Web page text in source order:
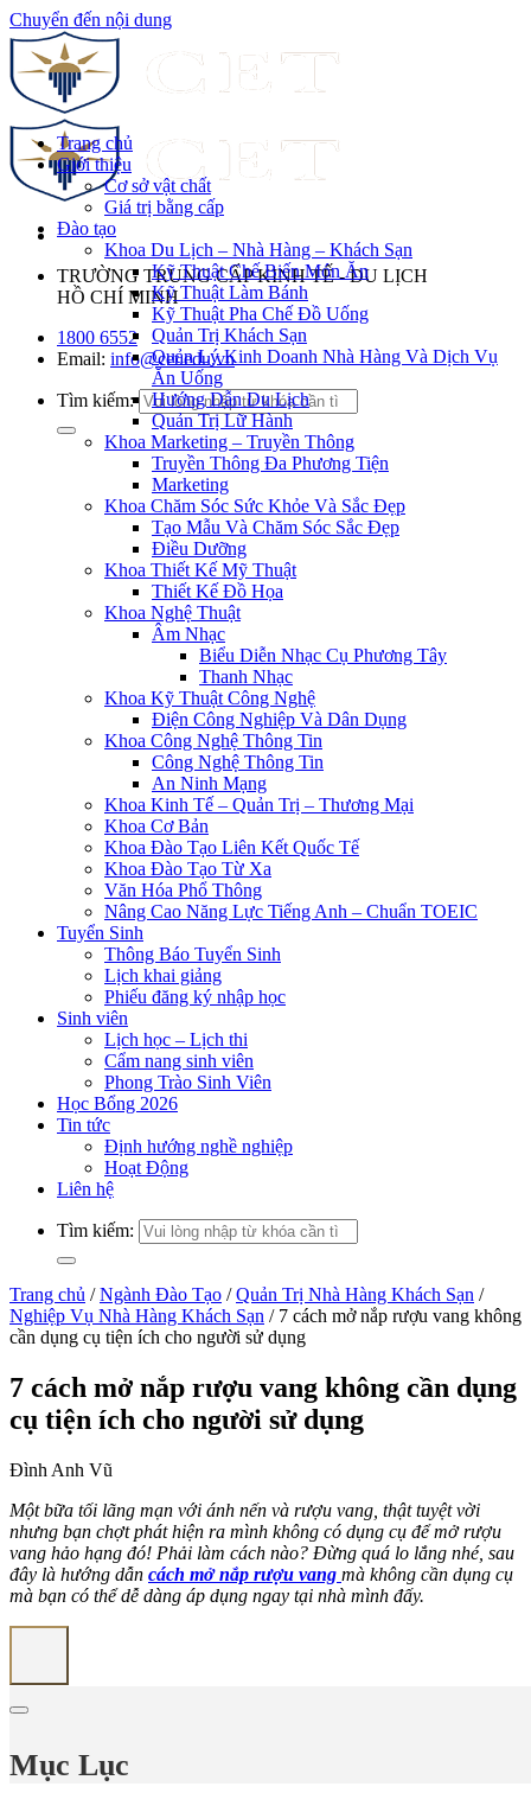
Chuyển đến nội dung
TRƯỜNG TRUNG CẤP KINH TẾ - DU LỊCH
HỒ CHÍ MINH
1800 6552
Email: info@cet.edu.vn
Tìm kiếm:
Trang chủ
Giới thiệu
Cơ sở vật chất
Giá trị bằng cấp
Đào tạo
Khoa Du Lịch – Nhà Hàng – Khách Sạn
Kỹ Thuật Chế Biến Món Ăn
Kỹ Thuật Làm Bánh
Kỹ Thuật Pha Chế Đồ Uống
Quản Trị Khách Sạn
Quản Lý Kinh Doanh Nhà Hàng Và Dịch Vụ
Ăn Uống
Hướng Dẫn Du Lịch
Quản Trị Lữ Hành
Khoa Marketing – Truyền Thông
Truyền Thông Đa Phương Tiện
Marketing
Khoa Chăm Sóc Sức Khỏe Và Sắc Đẹp
Tạo Mẫu Và Chăm Sóc Sắc Đẹp
Điều Dưỡng
Khoa Thiết Kế Mỹ Thuật
Thiết Kế Đồ Họa
Khoa Nghệ Thuật
Âm Nhạc
Biểu Diễn Nhạc Cụ Phương Tây
Thanh Nhạc
Khoa Kỹ Thuật Công Nghệ
Điện Công Nghiệp Và Dân Dụng
Khoa Công Nghệ Thông Tin
Công Nghệ Thông Tin
An Ninh Mạng
Khoa Kinh Tế – Quản Trị – Thương Mại
Khoa Cơ Bản
Khoa Đào Tạo Liên Kết Quốc Tế
Khoa Đào Tạo Từ Xa
Văn Hóa Phổ Thông
Nâng Cao Năng Lực Tiếng Anh – Chuẩn TOEIC
Tuyển Sinh
Thông Báo Tuyển Sinh
Lịch khai giảng
Phiếu đăng ký nhập học
Sinh viên
Lịch học – Lịch thi
Cẩm nang sinh viên
Phong Trào Sinh Viên
Học Bổng 2026
Tin tức
Định hướng nghề nghiệp
Hoạt Động
Liên hệ
Tìm kiếm:
Trang chủ / Ngành Đào Tạo / Quản Trị Nhà Hàng Khách Sạn /
Nghiệp Vụ Nhà Hàng Khách Sạn / 7 cách mở nắp rượu vang không
cần dụng cụ tiện ích cho người sử dụng
7 cách mở nắp rượu vang không cần dụng
cụ tiện ích cho người sử dụng
Đình Anh Vũ
Một bữa tối lãng mạn với ánh nến và rượu vang, thật tuyệt vời
nhưng bạn chợt phát hiện ra mình không có dụng cụ để mở rượu
vang hảo hạng đó! Phải làm cách nào? Đừng quá lo lắng nhé, sau
đây là hướng dẫn cách mở nắp rượu vang mà không cần dụng cụ
mà bạn có thể dễ dàng áp dụng ngay tại nhà mình đấy.
Mục Lục